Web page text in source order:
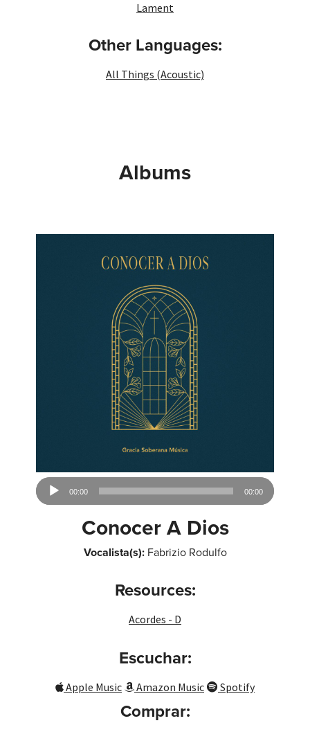
Lament
Other Languages:
All Things (Acoustic)
Albums
Audio
00:00 00:00
Conocer A Dios
Vocalista(s):Fabrizio Rodulfo
Resources:
Acordes - D
Escuchar:
Apple Music Amazon Music Spotify
Comprar: